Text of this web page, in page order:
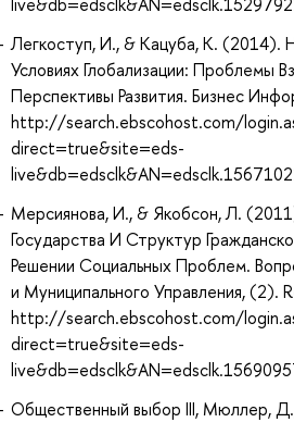
Легкоступ, И., & Кацуба, К. (2014).
Условиях Глобализации: Проблемы
Перспективы Развития. Бизнес
http://search.ebscohost.com/
direct=true&site=eds-
Мерсиянова, И., & Якобсон, Л.
Государства И Структур
Решении Социальных Проблем.
и Муниципального Управления, (2).
http://search.ebscohost.com/
direct=true&site=eds-
Общественный выбор III, Мюллер,